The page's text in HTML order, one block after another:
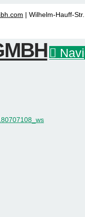
| Wilhelm-Hauff-